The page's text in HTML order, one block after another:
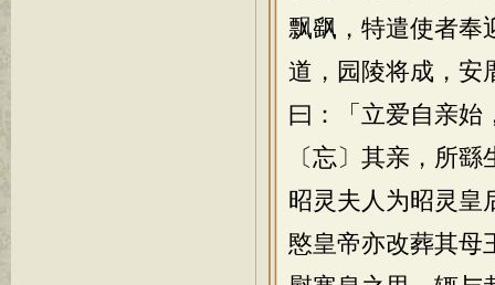
飘飖，特遣使者奉
道，园陵将成，安
曰：「立爱自亲始
〔忘〕其亲，所
昭灵夫人为昭灵皇
愍皇帝亦改葬其母